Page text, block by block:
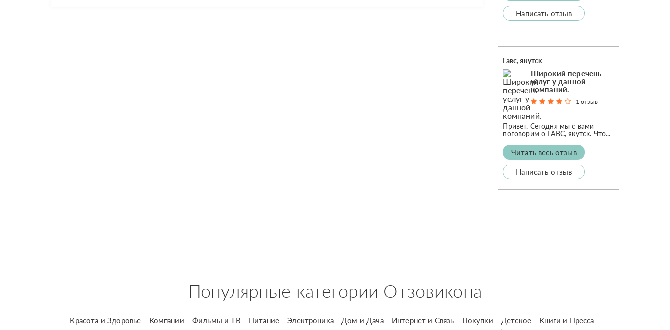
Написать отзыв
Гавс, якутск
Широкий перечень
услуг у данной
компаний.
1 отзыв
Привет. Сегодня мы с вами
поговорим о ГАВС, якутск. Что...
Читать весь отзыв
Написать отзыв
Популярные категории Отзовикона
Красота и Здоровье Компании Фильмы и ТВ Питание Электроника Дом и Дача Интернет и Связь Покупки Детское
Книги и Пресса